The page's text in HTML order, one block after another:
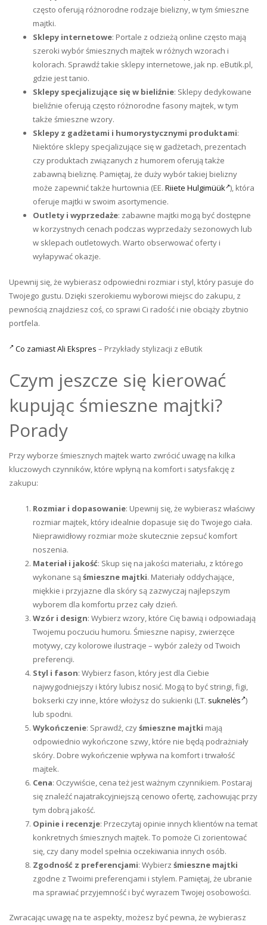
często oferują różnorodne rodzaje bielizny, w tym śmieszne
majtki.
Sklepy internetowe: Portale z odzieżą online często mają
szeroki wybór śmiesznych majtek w różnych wzorach i
kolorach. Sprawdź takie sklepy internetowe, jak np. eButik.pl,
gdzie jest tanio.
Sklepy specjalizujące się w bieliźnie: Sklepy dedykowane
bieliźnie oferują często różnorodne fasony majtek, w tym
także śmieszne wzory.
Sklepy z gadżetami i humorystycznymi produktami:
Niektóre sklepy specjalizujące się w gadżetach, prezentach
czy produktach związanych z humorem oferują także
zabawną bieliznę. Pamiętaj, że duży wybór takiej bielizny
może zapewnić także hurtownia (EE. Riiete Hulgimüük ), która
oferuje majtki w swoim asortymencie.
Outlety i wyprzedaże: zabawne majtki mogą być dostępne
w korzystnych cenach podczas wyprzedaży sezonowych lub
w sklepach outletowych. Warto obserwować oferty i
wyłapywać okazje.
Upewnij się, że wybierasz odpowiedni rozmiar i styl, który pasuje do
Twojego gustu. Dzięki szerokiemu wyborowi miejsc do zakupu, z
pewnością znajdziesz coś, co sprawi Ci radość i nie obciąży zbytnio
portfela.
Co zamiast Ali Ekspres – Przykłady stylizacji z eButik
Czym jeszcze się kierować
kupując śmieszne majtki?
Porady
Przy wyborze śmiesznych majtek warto zwrócić uwagę na kilka
kluczowych czynników, które wpłyną na komfort i satysfakcję z
zakupu:
Rozmiar i dopasowanie: Upewnij się, że wybierasz właściwy
rozmiar majtek, który idealnie dopasuje się do Twojego ciała.
Nieprawidłowy rozmiar może skutecznie zepsuć komfort
noszenia.
Materiał i jakość: Skup się na jakości materiału, z którego
wykonane sąśmieszne majtki. Materiały oddychające,
miękkie i przyjazne dla skóry są zazwyczaj najlepszym
wyborem dla komfortu przez cały dzień.
Wzór i design: Wybierz wzory, które Cię bawią i odpowiadają
Twojemu poczuciu humoru. Śmieszne napisy, zwierzęce
motywy, czy kolorowe ilustracje – wybór zależy od Twoich
preferencji.
Styl i fason: Wybierz fason, który jest dla Ciebie
najwygodniejszy i który lubisz nosić. Mogą to być stringi, figi,
bokserki czy inne, które włożysz do sukienki (LT. suknelės )
lub spodni.
Wykończenie: Sprawdź, czyśmieszne majtki mają
odpowiednio wykończone szwy, które nie będą podrażniały
skóry. Dobre wykończenie wpływa na komfort i trwałość
majtek.
Cena: Oczywiście, cena też jest ważnym czynnikiem. Postaraj
się znaleźć najatrakcyjniejszą cenowo ofertę, zachowując przy
tym dobrą jakość.
Opinie i recenzje: Przeczytaj opinie innych klientów na temat
konkretnych śmiesznych majtek. To pomoże Ci zorientować
się, czy dany model spełnia oczekiwania innych osób.
Zgodność z preferencjami: Wybierz śmieszne majtki
zgodne z Twoimi preferencjami i stylem. Pamiętaj, że ubranie
ma sprawiać przyjemność i być wyrazem Twojej osobowości.
Zwracając uwagę na te aspekty, możesz być pewna, że wybierasz